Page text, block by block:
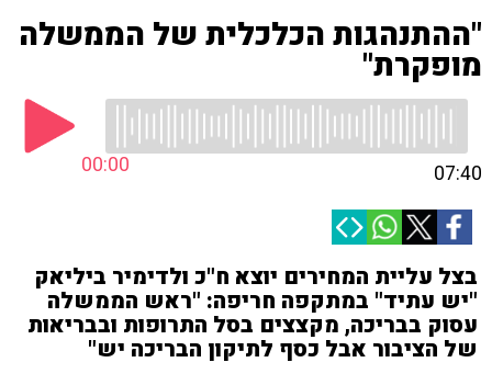
"ההתנהגות הכלכלית של הממשלה
מופקרת"
00:00 07:40
בצל עליית המחירים יוצא ח"כ ולדימיר ביליאק
"יש עתיד" במתקפה חריפה: "ראש הממשלה
עסוק בבריכה, מקצצים בסל התרופות ובבריאות
של הציבור אבל כסף לתיקון הבריכה יש"